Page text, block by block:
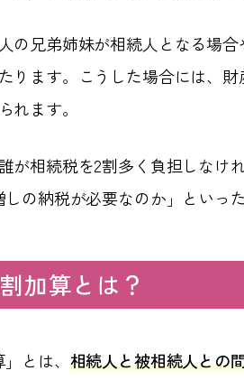
の兄弟姉妹が相続人となる場
ります。こうした場合には、
れます。
が相続税を2割多く負担しなけ
の納税が必要なのか」といっ
加算とは？
とは、 相続人と被相続人との